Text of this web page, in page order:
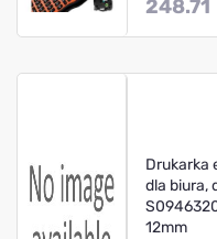
248.71
Drukarka
dla biura,
12mm